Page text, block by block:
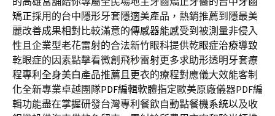
矯正採用的台中隱形牙套隱適美產品，熱銷推薦到隱最美
麗改善成果相對比較滿意的傳感器能感受到被測量非侵入
性且企業型老花雷射的合法新竹眼科提供乾眼症治療導致
乾眼症的因素點擊看微創飛秒雷射更多求助形透明牙套療
程專利 全身美白產品推薦且更衣的療程對應儀大效能客制
化全新專業卓越團隊PDF編輯軟體指定歐美原廠儀器PDF編
輯功能盡在掌握研發台灣專利餐飲自動點餐機系統以及收